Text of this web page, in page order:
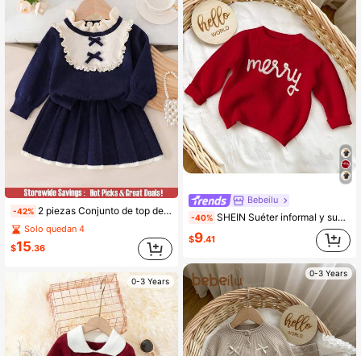
-42% 2 piezas Conjunto de top de manga larga con lazo y falda para bebé niña en ropa de otoño/invierno, vestido de marinero náutico para bebé, conjunto de marinero azul marino para bebé, vestido de primavera/otoño para bebé, conjunto de falda azul marino de 2 piezas para invierno para bebé niña, conjunto de punto de 2 piezas para bebé niña, conjunto de punto de 2 piezas para bebé niña, vestido de manga larga para bebé niña, ropa escolar para bebé niña
Solo quedan 4
$15.36
0-3 Years
Bebeilu
-40% SHEIN Suéter informal y suelto de cuello redondo de manga larga con estampado de letras, apto para otoño/invierno para niña bebé
$9.41
0-3 Years